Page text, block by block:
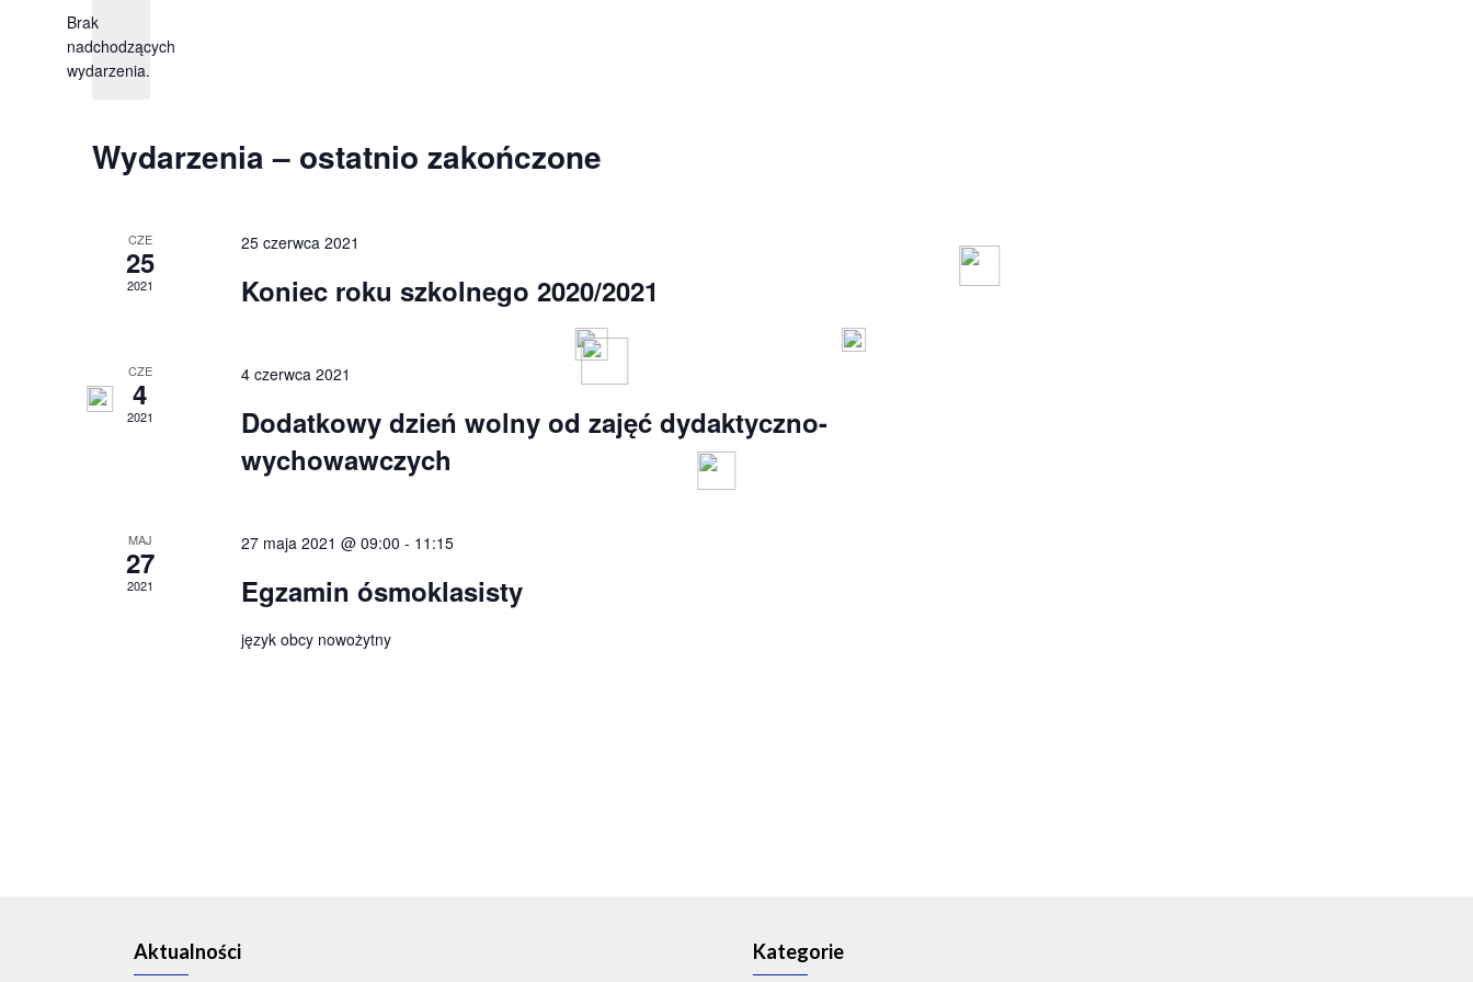
Brak
nadchodzących
wydarzenia.
widokach
Wydarzenia – ostatnio zakończone
CZE
25
2021
25 czerwca 2021
Koniec roku szkolnego 2020/2021
CZE
4
2021
4 czerwca 2021
Dodatkowy dzień wolny od zajęć dydaktyczno-
wychowawczych
MAJ
27
2021
27 maja 2021 @ 09:00 - 11:15
Egzamin ósmoklasisty
język obcy nowożytny
Aktualności Kategorie